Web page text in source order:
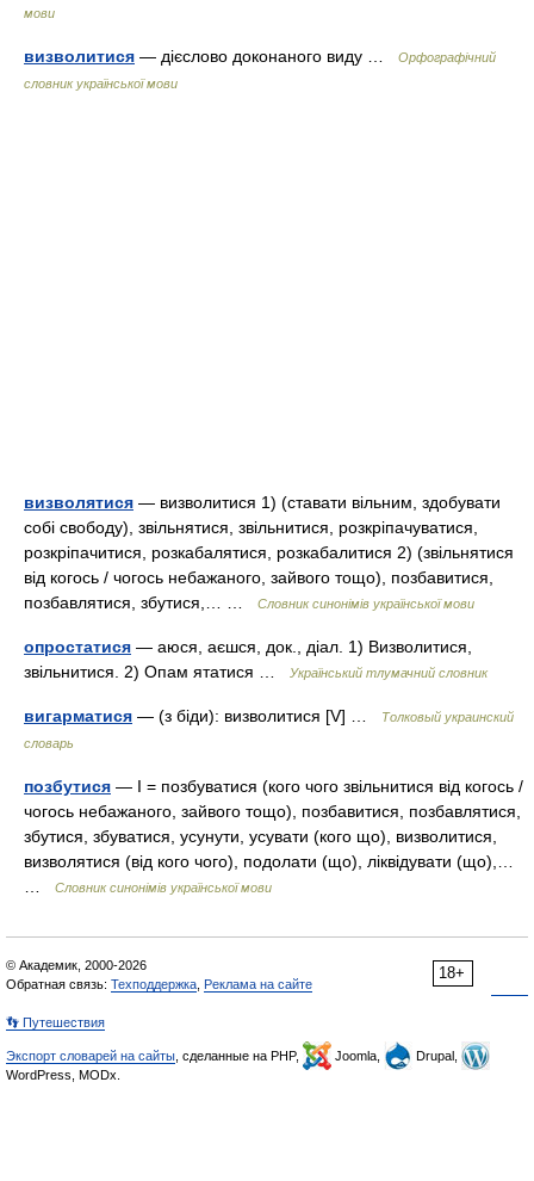
мови
визволитися — дієслово доконаного виду …
Орфографічний
словник української мови
визволятися — визволитися 1) (ставати вільним, здобувати
собі свободу), звільнятися, звільнитися, розкріпачуватися,
розкріпачитися, розкабалятися, розкабалитися 2) (звільнятися
від когось / чогось небажаного, зайвого тощо), позбавитися,
позбавлятися, збутися,… …
Словник синонімів української мови
опростатися — аюся, аєшся, док., діал. 1) Визволитися,
звільнитися. 2) Опам ятатися …
Український тлумачний словник
вигарматися — (з біди): визволитися [V] …
Толковый украинский
словарь
позбутися — I = позбуватися (кого чого звільнитися від когось /
чогось небажаного, зайвого тощо), позбавитися, позбавлятися,
збутися, збуватися, усунути, усувати (кого що), визволитися,
визволятися (від кого чого), подолати (що), ліквідувати (що),…
Словник синонімів української мови
18+
© Академик, 2000-2026
Обратная связь: Техподдержка Реклама на сайте
👣 Путешествия
Экспорт словарей на сайты , сделанные на PHP, Joomla,
Drupal,
WordPress, MODx.